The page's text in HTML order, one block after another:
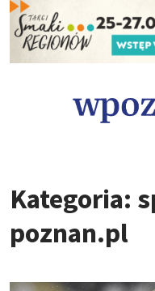
Kategoria:
poznan.pl